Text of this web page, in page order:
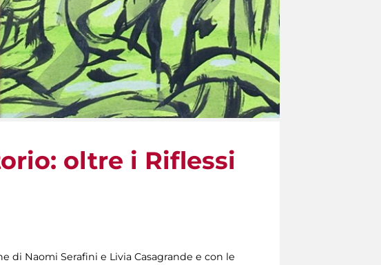
oltre i Riflessi
di Naomi Serafini e Livia Casagrande e con le